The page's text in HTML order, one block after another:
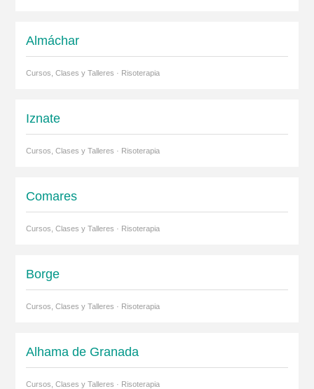
Almáchar
Cursos, Clases y Talleres · Risoterapia
Iznate
Cursos, Clases y Talleres · Risoterapia
Comares
Cursos, Clases y Talleres · Risoterapia
Borge
Cursos, Clases y Talleres · Risoterapia
Alhama de Granada
Cursos, Clases y Talleres · Risoterapia